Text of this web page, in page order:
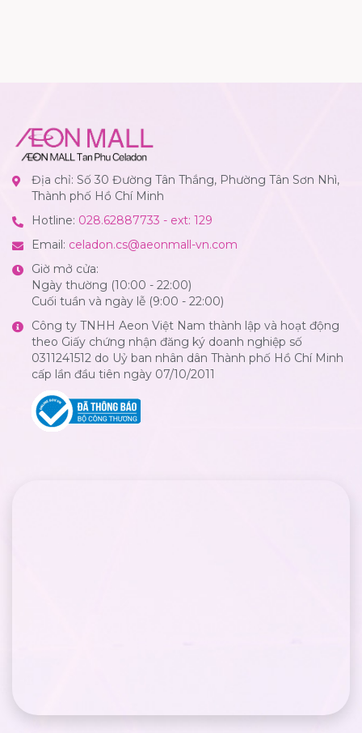
Địa chỉ: Số 30 Đường Tân Thắng, Phường Tân Sơn Nhì,
Thành phố Hồ Chí Minh
Hotline: 028.62887733 - ext: 129
Email: celadon.cs@aeonmall-vn.com
Giờ mở cửa:
Ngày thường (10:00 - 22:00)
Cuối tuần và ngày lễ (9:00 - 22:00)
Công ty TNHH Aeon Việt Nam thành lập và hoạt động
theo Giấy chứng nhận đăng ký doanh nghiệp số
0311241512 do Uỷ ban nhân dân Thành phố Hồ Chí Minh
cấp lần đầu tiên ngày 07/10/2011